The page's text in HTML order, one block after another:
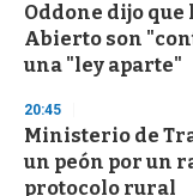
Oddone dijo que
Abierto son
una "ley aparte"
20:45
Ministerio de
un peón por un
protocolo rural